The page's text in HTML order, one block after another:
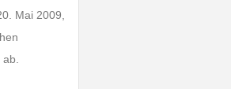
Mai 2009,